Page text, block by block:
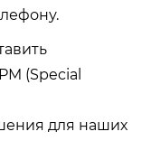
(Special
для наших